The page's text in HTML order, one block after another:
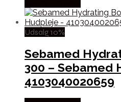
Udsalg 10%
Sebamed
300 – Sebamed
4103040020659